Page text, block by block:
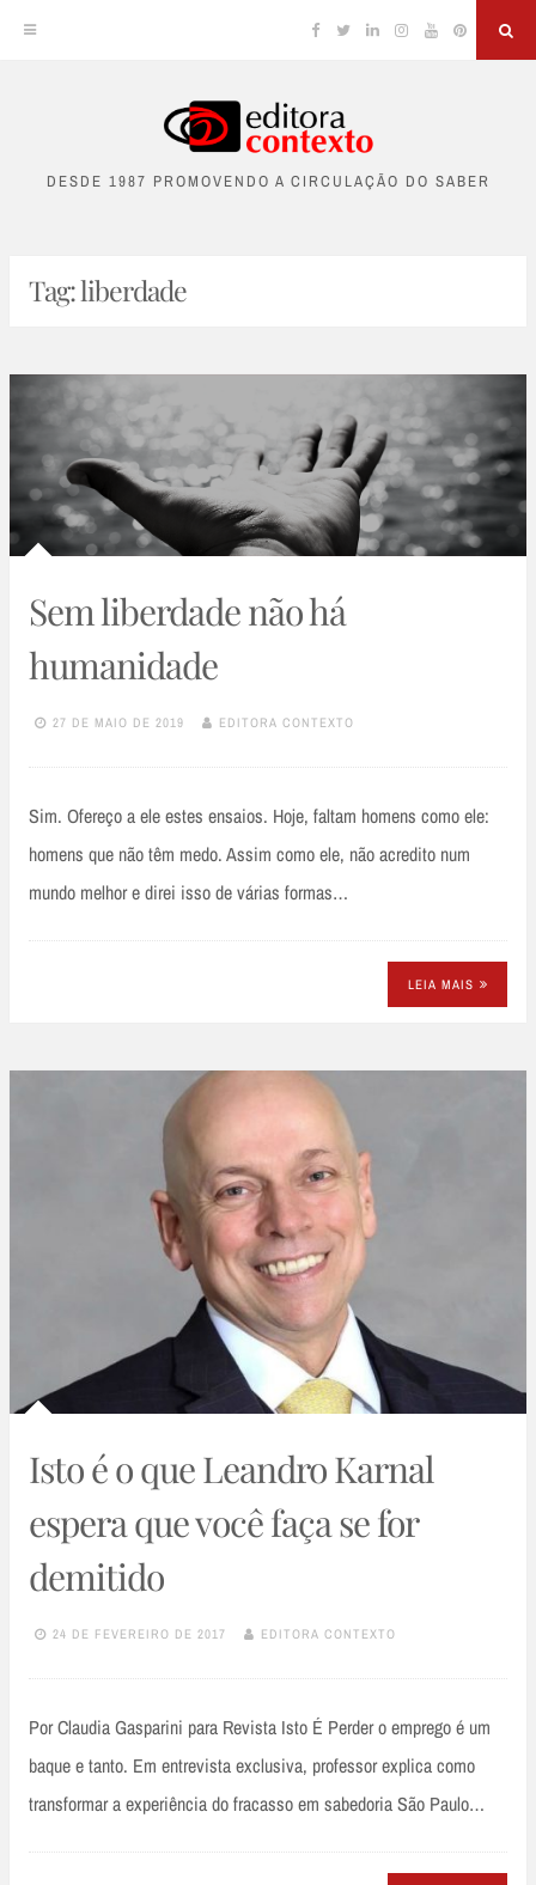
content
Facebook
TwitterLinkedinInstagram
YouTubePinterest
DESDE 1987 PROMOVENDO A CIRCULAÇÃO DO SABER
Tag:liberdade
Sem liberdade não há
humanidade
27 DE MAIO DE 2019 EDITORA CONTEXTO
Sim. Ofereço a ele estes ensaios. Hoje, faltam homens como ele:
homens que não têm medo. Assim como ele, não acredito num
mundo melhor e direi isso de várias formas…
LEIA MAIS
Isto é o que Leandro Karnal
espera que você faça se for
demitido
24 DE FEVEREIRO DE 2017 EDITORA CONTEXTO
Por Claudia Gasparini para Revista Isto É Perder o emprego é um
baque e tanto. Em entrevista exclusiva, professor explica como
transformar a experiência do fracasso em sabedoria São Paulo…